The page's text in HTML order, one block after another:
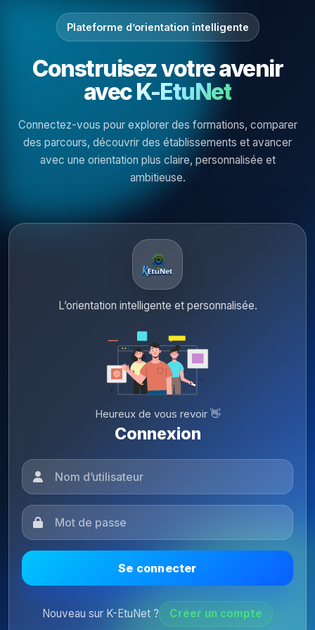
Plateforme d’orientation intelligente
Construisez votre avenir
avecK-EtuNet
Connectez-vous pour explorer des formations, comparer
des parcours, découvrir des établissements et avancer
avec une orientation plus claire, personnalisée et
ambitieuse.
L’orientation intelligente et personnalisée.
Heureux de vous revoir 👋
Connexion
Se connecter
Nouveau sur K-EtuNet ? Créer un compte